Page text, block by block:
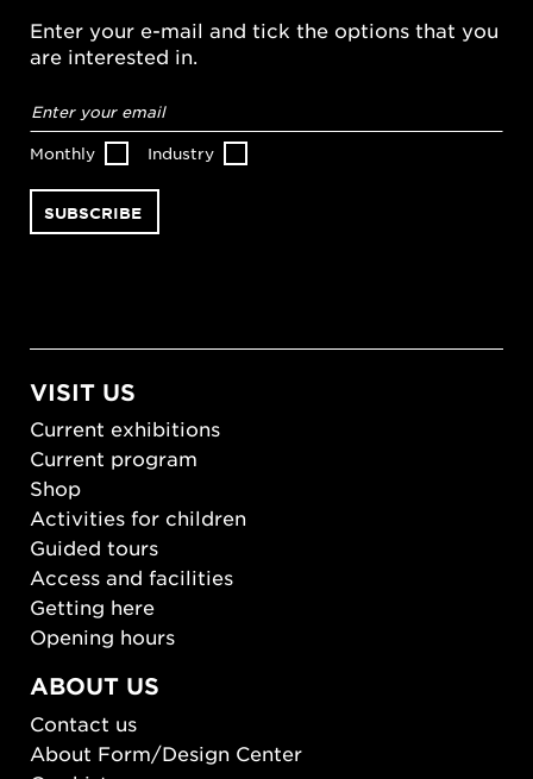
Enter your e-mail and tick the options that you
are interested in.
address*
Monthly Industry
VISIT US
Current exhibitions
Current program
Shop
Activities for children
Guided tours
Access and facilities
Getting here
Opening hours
ABOUT US
Contact us
About Form/Design Center